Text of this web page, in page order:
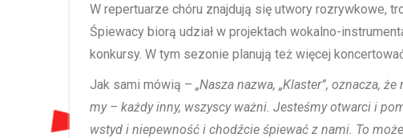
W repertuarze chóru znajdują się utwory rozrywkowe,
Śpiewacy biorą udział w projektach wokalno-
konkursy. W tym sezonie planują też więcej
Jak sami mówią – „Nasza nazwa, „Klaster”, oznacza,
my – każdy inny, wszyscy ważni. Jesteśmy otwarci i
wstyd i niepewność i chodźcie śpiewać z nami. To